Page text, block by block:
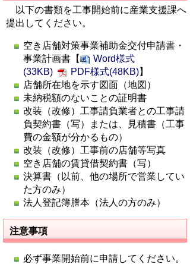
以下の書類を工事開始前に産業支援課へ
提出してください。
空き店舗対策事業補助金交付申請書・
事業計画書【
Word様式
(33KB)
PDF様式(48KB)】
店舗所在地を示す図面（地図）
未納税額のないことの証明書
改装（改修）工事請負業者との工事請
負契約書（写）または、見積書（工事
費の金額が分かるもの）
改装（改修）工事前の店舗等写真
空き店舗の賃貸借契約書（写）
決算書（以前、他の場所で営業してい
た方のみ）
法人登記簿謄本（法人の方のみ）
注意事項
必ず事業開始前に申請してください。